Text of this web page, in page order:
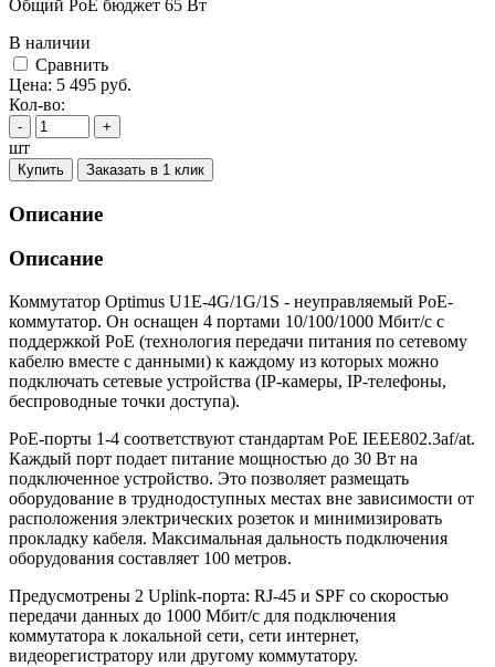
Общий PoE бюджет 65 Вт
В наличии
Cравнить
Цена: 5 495 руб.
Кол-во:
- +
шт
Купить Заказать в 1 клик
Описание
Описание
Коммутатор Optimus U1E-4G/1G/1S - неуправляемый PoE-
коммутатор. Он оснащен 4 портами 10/100/1000 Мбит/с с
поддержкой PoE (технология передачи питания по сетевому
кабелю вместе с данными) к каждому из которых можно
подключать сетевые устройства (IP-камеры, IP-телефоны,
беспроводные точки доступа).
PoE-порты 1-4 соответствуют стандартам PoE IEEE802.3af/at.
Каждый порт подает питание мощностью до 30 Вт на
подключенное устройство. Это позволяет размещать
оборудование в труднодоступных местах вне зависимости от
расположения электрических розеток и минимизировать
прокладку кабеля. Максимальная дальность подключения
оборудования составляет 100 метров.
Предусмотрены 2 Uplink-порта: RJ-45 и SPF со скоростью
передачи данных до 1000 Мбит/с для подключения
коммутатора к локальной сети, сети интернет,
видеорегистратору или другому коммутатору.